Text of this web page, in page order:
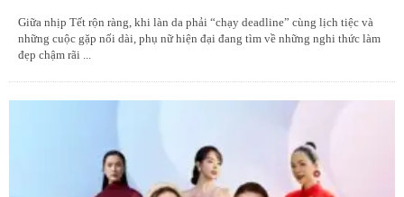
Giữa nhịp Tết rộn ràng, khi làn da phải “chạy deadline” cùng lịch tiệc và
những cuộc gặp nối dài, phụ nữ hiện đại đang tìm về những nghi thức làm
đẹp chậm rãi